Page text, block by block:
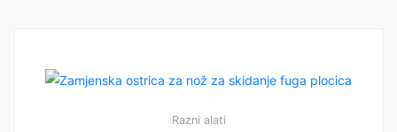
Razni alati